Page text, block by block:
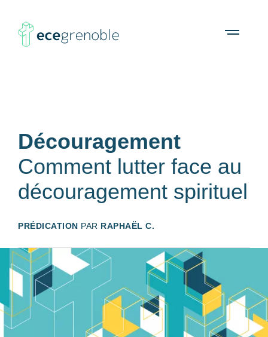
ECE
À propos Agenda RessourcesOpen
Découragement
Comment lutter face au
découragement spirituel
PRÉDICATION PAR RAPHAËL C.